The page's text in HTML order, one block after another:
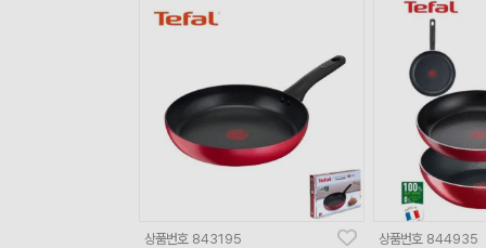
상품번호 843195 상품번호 844935